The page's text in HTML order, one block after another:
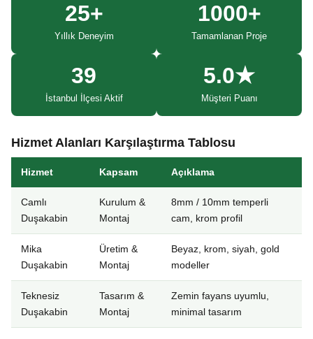
25+
Yıllık Deneyim
1000+
Tamamlanan Proje
39
İstanbul İlçesi Aktif
5.0★
Müşteri Puanı
Hizmet Alanları Karşılaştırma Tablosu
Hizmet Kapsam Açıklama
Camlı
Duşakabin
Kurulum &
Montaj
8mm / 10mm temperli
cam, krom profil
Mika
Duşakabin
Üretim &
Montaj
Beyaz, krom, siyah, gold
modeller
Teknesiz
Duşakabin
Tasarım &
Montaj
Zemin fayans uyumlu,
minimal tasarım